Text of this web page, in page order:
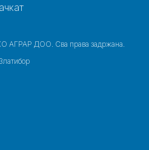
ДОО. Сва права задржана.